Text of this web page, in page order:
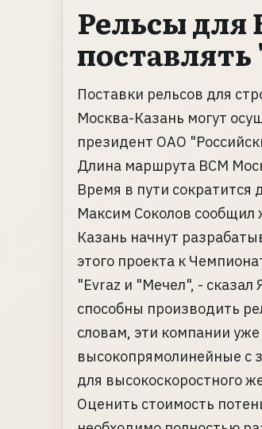
Рельсы для
Поставки рельсов для
Москва-Казань могут
президент ОАО
Длина маршрута ВСМ
Время в пути
Максим Соколов
Казань начнут
этого проекта к
"Еvraz и "Мечел", - сказал
способны производить
словам, эти компании
высокопрямолинейные с
для высокоскоростного
Оценить стоимость